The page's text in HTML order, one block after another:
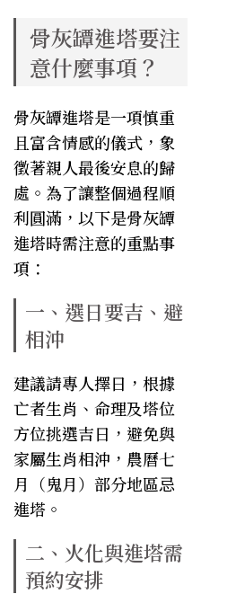
骨灰罈進塔要注
意什麼事項？
骨灰罈進塔是一項慎重
且富含情感的儀式，象
徵著親人最後安息的歸
處。為了讓整個過程順
利圓滿，以下是骨灰罈
進塔時需注意的重點事
項：
一、選日要吉、避
相沖
建議請專人擇日，根據
亡者生肖、命理及塔位
方位挑選吉日，避免與
家屬生肖相沖，農曆七
月（鬼月）部分地區忌
進塔。
二、火化與進塔需
預約安排